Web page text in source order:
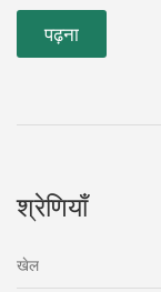
भी तैनात की गई है।
पढ़ना
श्रेणियाँ
खेल